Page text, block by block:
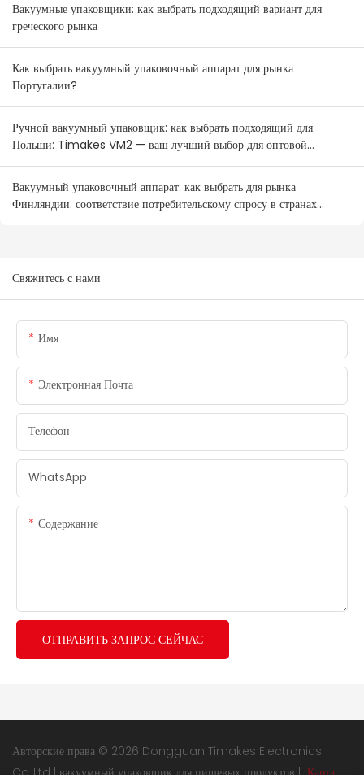
Вакуумные упаковщики: как выбрать подходящий вариант для
греческого рынка
Как выбрать вакуумный упаковочный аппарат для рынка
Португалии?
Ручной вакуумный упаковщик: как выбрать подходящий для
Польши: Timakes VM2 — ваш лучший выбор для оптовой
продажи.
Вакуумный упаковочный аппарат: как выбрать для рынка
Финляндии: соответствие потребительскому спросу в странах
Свяжитесь с нами
Имя
Электронная Почта
Телефон
WhatsApp
Содержание
ОТПРАВИТЬ ЗАПРОС СЕЙЧАС
Авторские права © 2026 Dongguan Timakes Electronics
Co.,Ltd |вакуумный упаковщик для пищевых продуктов| Карта